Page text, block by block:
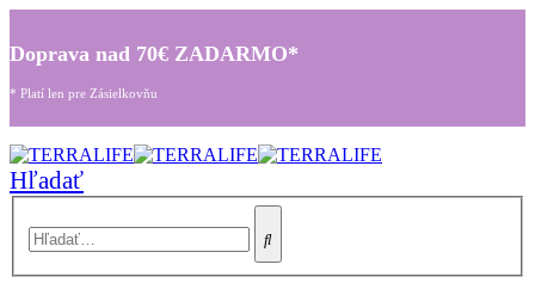
Doprava nad 70€ ZADARMO*
* Platí len pre Zásielkovňu
Hľadať